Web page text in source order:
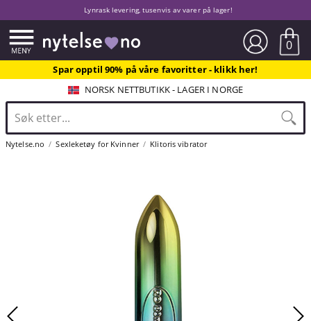
Lynrask levering, tusenvis av varer på lager!
0
Spar opptil 90% på våre favoritter - klikk her!
NORSK NETTBUTIKK - LAGER I NORGE
Nytelse.no Sexleketøy for Kvinner Klitoris vibrator